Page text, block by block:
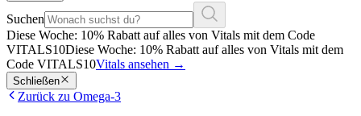
Suchen
Diese Woche: 10% Rabatt auf alles von Vitals mit dem Code
VITALS10Diese Woche: 10% Rabatt auf alles von Vitals mit dem
Code VITALS10Vitals ansehen →
Schließen
Zurück zu Omega-3